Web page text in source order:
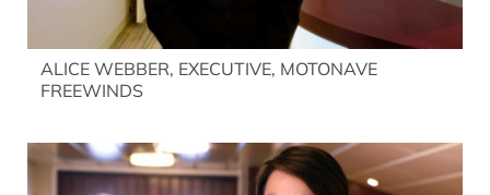
ALICE WEBBER, EXECUTIVE, MOTONAVE
FREEWINDS